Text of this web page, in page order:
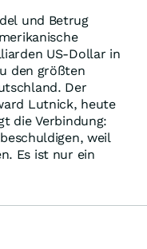
und Betrug
US-Dollar in
den größten
Der
Lutnick, heute
die Verbindung:
weil
Es ist nur ein